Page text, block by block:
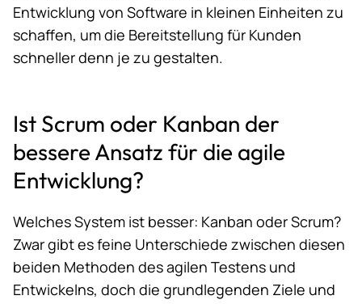
Entwicklung von Software in kleinen Einheiten zu
schaffen, um die Bereitstellung für Kunden
schneller denn je zu gestalten.
Ist Scrum oder Kanban der
bessere Ansatz für die agile
Entwicklung?
Welches System ist besser: Kanban oder Scrum?
Zwar gibt es feine Unterschiede zwischen diesen
beiden Methoden desagilen Testens und
Entwickelns, doch die grundlegenden Ziele und